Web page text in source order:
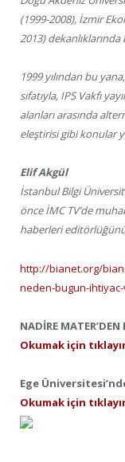
(1999-2008), İzmir
2013)
1999 yılından bu
sıfatıyla, IPS Vakfı
alanları arasında
eleştirisi gibi konular
Elif Akgül
İstanbul Bilgi
önce İMC TV’de
haberleri
http://bianet.org/
neden-bugun-
NADİRE
Okumak için
Ege
Okumak için